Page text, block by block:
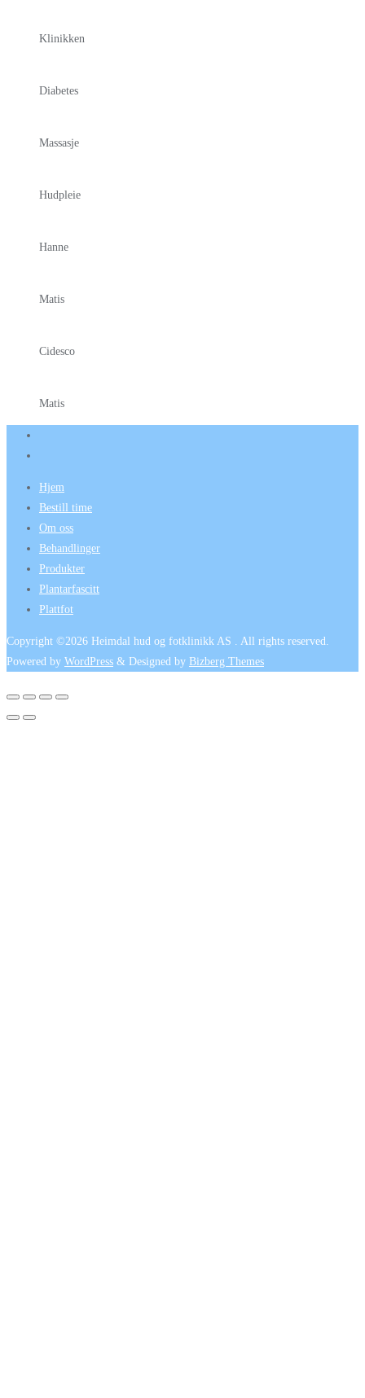
Klinikken
Diabetes
Massasje
Hudpleie
Hanne
Matis
Cidesco
Matis
Hjem
Bestill time
Om oss
Behandlinger
Produkter
Plantarfascitt
Plattfot
Copyright ©2026 Heimdal hud og fotklinikk AS . All rights reserved.
Powered by WordPress & Designed by Bizberg Themes